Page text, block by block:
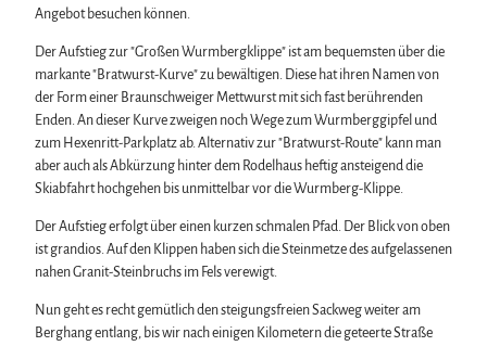
Angebot besuchen können.
Der Aufstieg zur "Großen Wurmbergklippe" ist am bequemsten über die
markante "Bratwurst-Kurve" zu bewältigen. Diese hat ihren Namen von
der Form einer Braunschweiger Mettwurst mit sich fast berührenden
Enden. An dieser Kurve zweigen noch Wege zum Wurmberggipfel und
zum Hexenritt-Parkplatz ab. Alternativ zur "Bratwurst-Route" kann man
aber auch als Abkürzung hinter dem Rodelhaus heftig ansteigend die
Skiabfahrt hochgehen bis unmittelbar vor die Wurmberg-Klippe.
Der Aufstieg erfolgt über einen kurzen schmalen Pfad. Der Blick von oben
ist grandios. Auf den Klippen haben sich die Steinmetze des aufgelassenen
nahen Granit-Steinbruchs im Fels verewigt.
Nun geht es recht gemütlich den steigungsfreien Sackweg weiter am
Berghang entlang, bis wir nach einigen Kilometern die geteerte Straße